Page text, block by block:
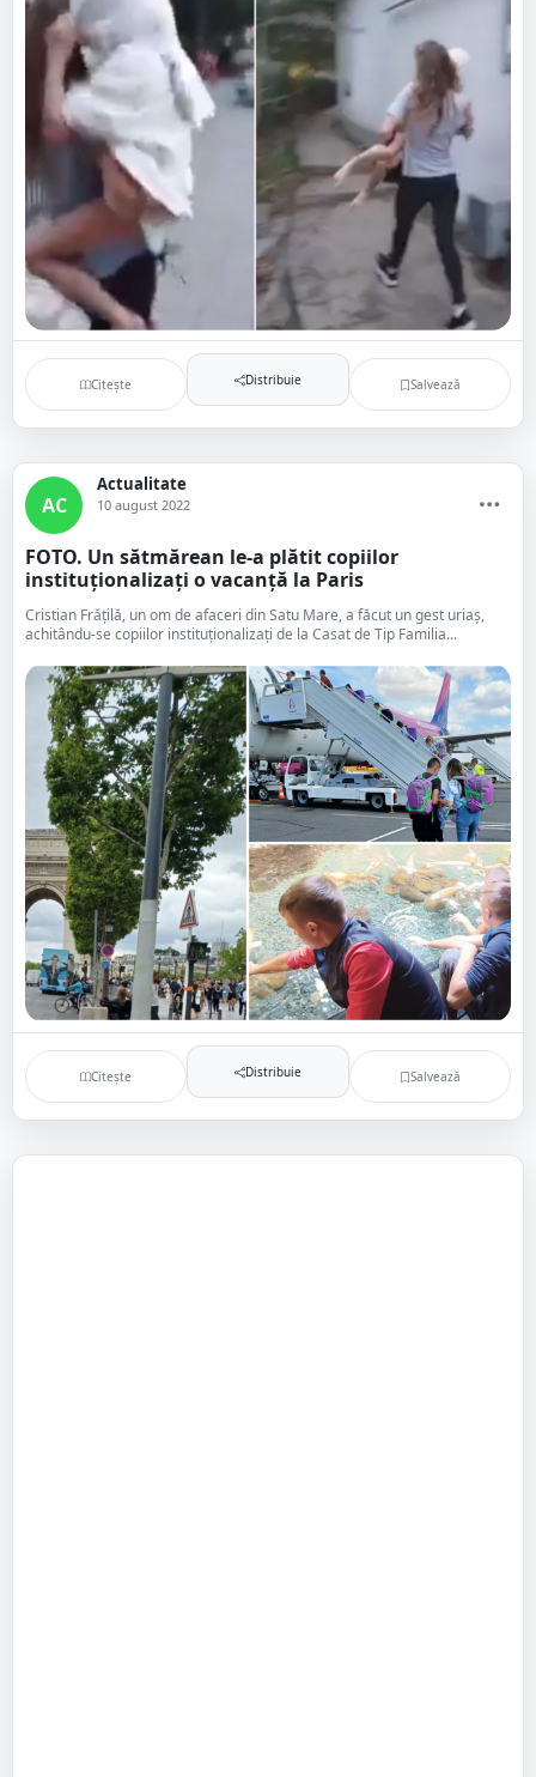
Citește Distribuie Salvează
AC
Actualitate
10 august 2022
FOTO. Un sătmărean le-a plătit copiilor
instituționalizați o vacanță la Paris
Cristian Frățilă, un om de afaceri din Satu Mare, a făcut un gest uriaș,
achitându-se copiilor instituționalizați de la Casat de Tip Familia...
Citește Distribuie Salvează